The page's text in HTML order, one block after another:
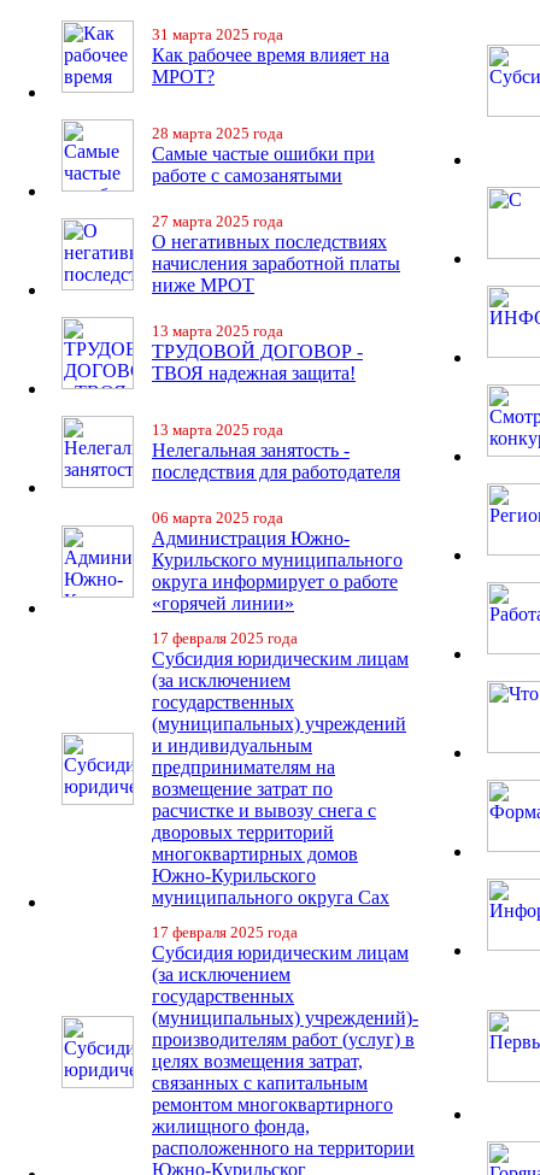
31 марта 2025 года
Как рабочее время влияет на
МРОТ?
28 марта 2025 года
Самые частые ошибки при
работе с самозанятыми
27 марта 2025 года
О негативных последствиях
начисления заработной платы
ниже МРОТ
13 марта 2025 года
ТРУДОВОЙ ДОГОВОР -
ТВОЯ надежная защита!
13 марта 2025 года
Нелегальная занятость -
последствия для работодателя
06 марта 2025 года
Администрация Южно-
Курильского муниципального
округа информирует о работе
«горячей линии»
17 февраля 2025 года
Субсидия юридическим лицам
(за исключением
государственных
(муниципальных) учреждений
и индивидуальным
предпринимателям на
возмещение затрат по
расчистке и вывозу снега с
дворовых территорий
многоквартирных домов
Южно-Курильского
муниципального округа Сах
17 февраля 2025 года
Субсидия юридическим лицам
(за исключением
государственных
(муниципальных) учреждений)-
производителям работ (услуг) в
целях возмещения затрат,
связанных с капитальным
ремонтом многоквартирного
жилищного фонда,
расположенного на территории
Южно-Курильског